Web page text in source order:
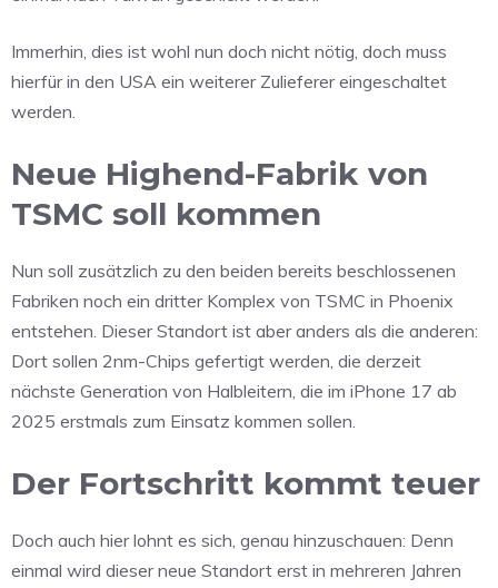
Immerhin, dies ist wohl nun doch nicht nötig, doch muss
hierfür in den USA ein weiterer Zulieferer eingeschaltet
werden.
Neue Highend-Fabrik von
TSMC soll kommen
Nun soll zusätzlich zu den beiden bereits beschlossenen
Fabriken noch ein dritter Komplex von TSMC in Phoenix
entstehen. Dieser Standort ist aber anders als die anderen:
Dort sollen 2nm-Chips gefertigt werden, die derzeit
nächste Generation von Halbleitern, die im iPhone 17 ab
2025 erstmals zum Einsatz kommen sollen.
Der Fortschritt kommt teuer
Doch auch hier lohnt es sich, genau hinzuschauen: Denn
einmal wird dieser neue Standort erst in mehreren Jahren